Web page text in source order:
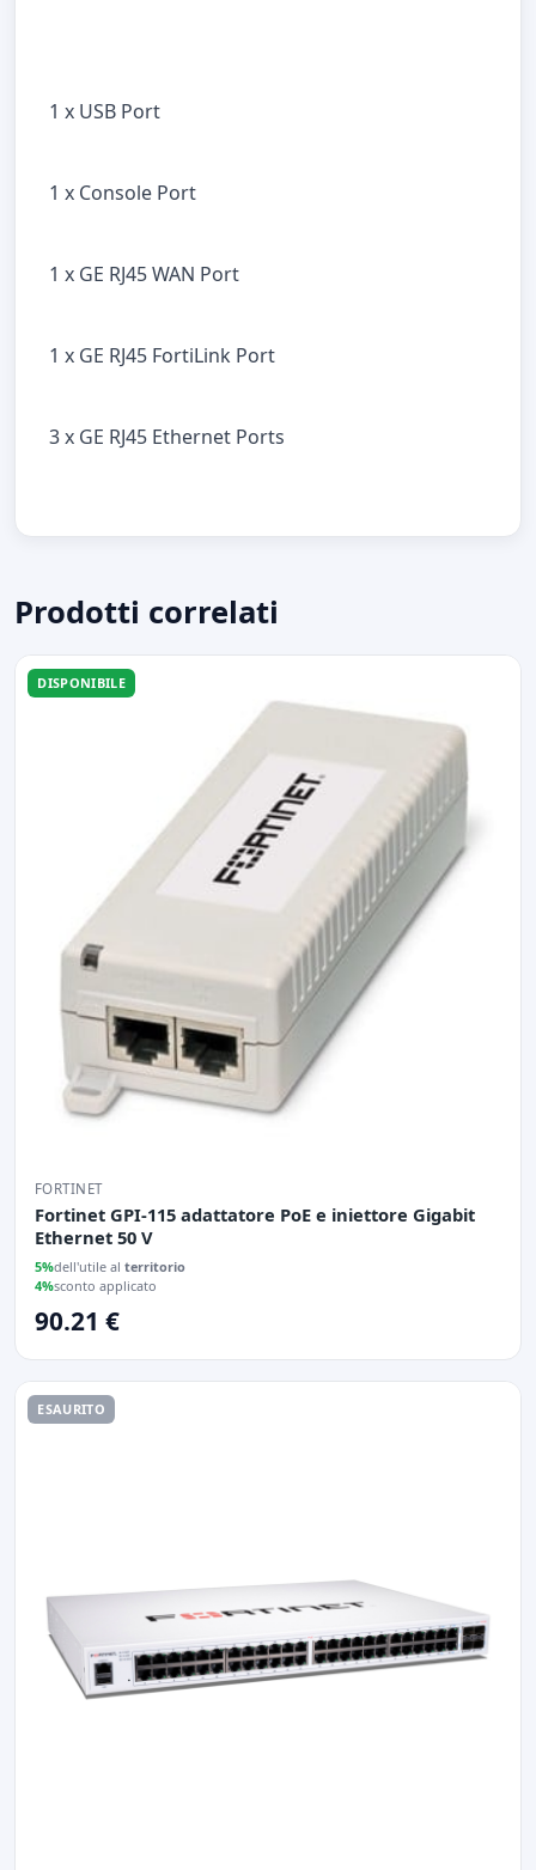
1 x USB Port
1 x Console Port
1 x GE RJ45 WAN Port
1 x GE RJ45 FortiLink Port
3 x GE RJ45 Ethernet Ports
Prodotti correlati
DISPONIBILE
FORTINET
Fortinet GPI-115 adattatore PoE e iniettore Gigabit
Ethernet 50 V
5%dell'utile al territorio
4%sconto applicato
90.21 €
ESAURITO